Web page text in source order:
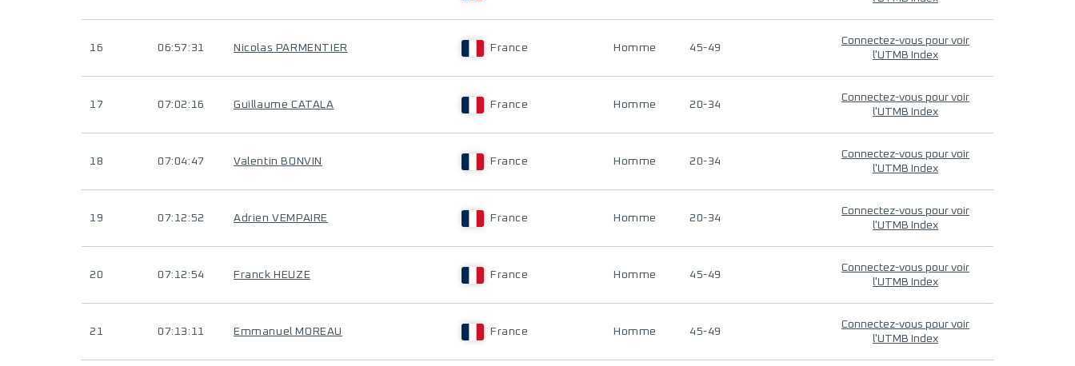
16 06:57:31 Nicolas PARMENTIER France Homme 45-49
Connectez-vous pour voir
l'UTMB Index
17 07:02:16 Guillaume CATALA France Homme 20-34
Connectez-vous pour voir
l'UTMB Index
18 07:04:47 Valentin BONVIN France Homme 20-34
Connectez-vous pour voir
l'UTMB Index
19 07:12:52 Adrien VEMPAIRE France Homme 20-34
Connectez-vous pour voir
l'UTMB Index
20 07:12:54 Franck HEUZE France Homme 45-49
Connectez-vous pour voir
l'UTMB Index
21 07:13:11 Emmanuel MOREAU France Homme 45-49
Connectez-vous pour voir
l'UTMB Index